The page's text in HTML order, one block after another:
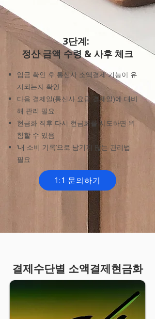
​3단계:
정산 금액 수령 & 사후 체크
입금 확인 후 통신사 소액결제 기능이 유
지되는지 확인
다음 결제일(통신사 요금 결제일)에 대비
해 관리 필요
현금화 직후 다시 현금화를 시도하면 위
험할 수 있음
‘내 소비 기록’으로 남기지 않는 관리법
필요
1:1 문의하기
결제수단별 소액결제현금화